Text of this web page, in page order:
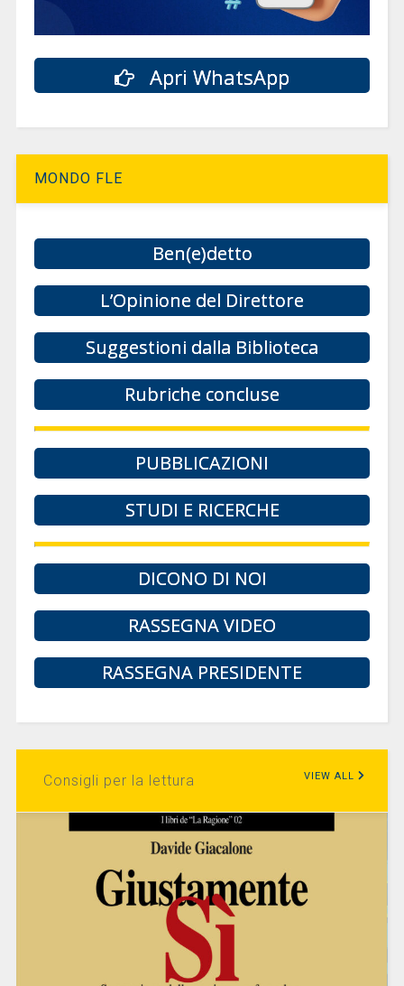
Apri WhatsApp
MONDO FLE
Ben(e)detto
L’Opinione del Direttore
Suggestioni dalla Biblioteca
Rubriche concluse
PUBBLICAZIONI
STUDI E RICERCHE
DICONO DI NOI
RASSEGNA VIDEO
RASSEGNA PRESIDENTE
Consigli per la lettura VIEW ALL